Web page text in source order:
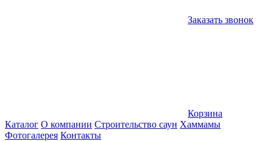
Заказать звонок
Корзина
Каталог О компании Строительство саун Хаммамы
Фотогалерея Контакты